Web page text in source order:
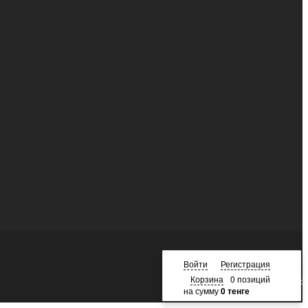
Наверх
Войти
Регистрация
Корзина
0 позиций
на сумму0 тенге